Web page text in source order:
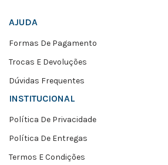
AJUDA
Formas De Pagamento
Trocas E Devoluções
Dúvidas Frequentes
INSTITUCIONAL
Política De Privacidade
Política De Entregas
Termos E Condições